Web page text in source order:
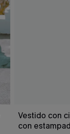
Vestido con
con